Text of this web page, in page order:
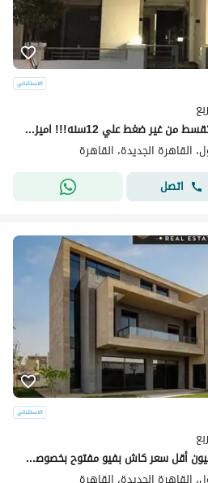
شقه الاحلام بدون مقدم !!!وهتقسط من غير ضغط علي 12سنه!!! اميز شقه في اميز لوكيشن باميز فيو في الكمبوند اوفر مش هيتكرر والسعر لقطه
القاهرة الجديدة، القاهرة
اتصل
فيلا فاخره سعرها اجمالي 10مليون أقل سعر كاش بفيو مفتوح بخصوصيه كامله للبيع في تاج سيتي Taj city القاهره الجديده التجمع الخامس